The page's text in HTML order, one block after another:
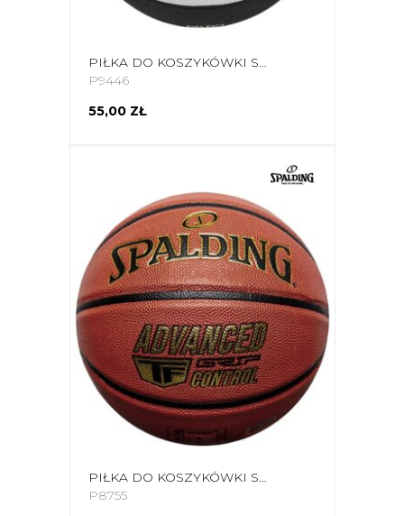
PIŁKA DO KOSZYKÓWKI SELECT STREET 2023 BIAŁO-CZARNA 12074
P9446
55,00 ZŁ
PIŁKA DO KOSZYKÓWKI SPALDING ADVANCED CONTROL 76870Z
P8755